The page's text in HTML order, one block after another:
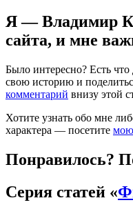
Я — Владимир
сайта, и мне
Было интересно? Есть
свою историю и
комментарий внизу этой
Хотите узнать обо мне
характера — посетите мою
Понравилось?
Серия статей «